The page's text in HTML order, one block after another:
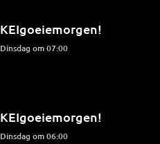
KEIgoeiemorgen!
dinsdag om 07:00
KEIgoeiemorgen!
dinsdag om 06:00